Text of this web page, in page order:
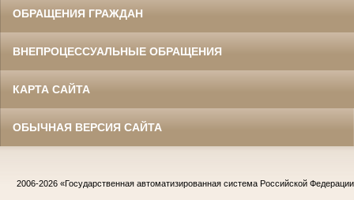
ОБРАЩЕНИЯ ГРАЖДАН
ВНЕПРОЦЕССУАЛЬНЫЕ ОБРАЩЕНИЯ
КАРТА САЙТА
ОБЫЧНАЯ ВЕРСИЯ САЙТА
2006-2026 «Государственная автоматизированная система Российской